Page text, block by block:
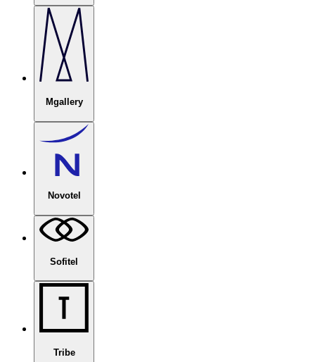
Mgallery
Novotel
Sofitel
Tribe